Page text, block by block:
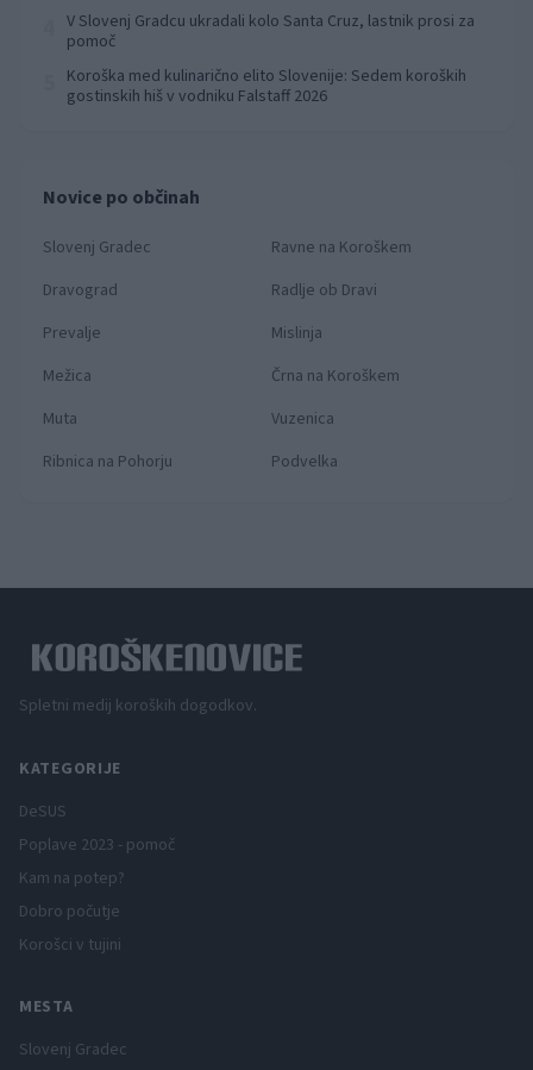
V Slovenj Gradcu ukradali kolo Santa Cruz, lastnik prosi za
pomoč
Koroška med kulinarično elito Slovenije: Sedem koroških
gostinskih hiš v vodniku Falstaff 2026
Novice po občinah
Slovenj Gradec
Ravne na Koroškem
Dravograd
Radlje ob Dravi
Prevalje
Mislinja
Mežica
Črna na Koroškem
Muta
Vuzenica
Ribnica na Pohorju
Podvelka
Spletni medij koroških dogodkov.
KATEGORIJE
DeSUS
Poplave 2023 - pomoč
Kam na potep?
Dobro počutje
Korošci v tujini
MESTA
Slovenj Gradec